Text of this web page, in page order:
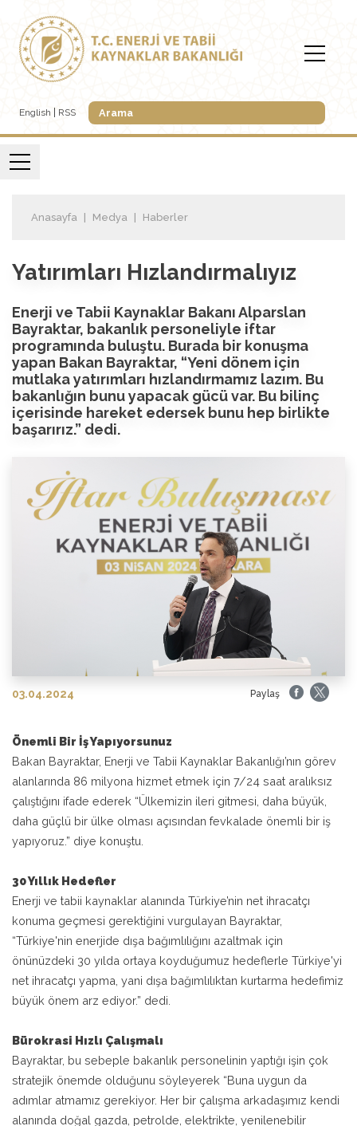
English RSS
Anasayfa Medya Haberler
Yatırımları Hızlandırmalıyız
Enerji ve Tabii Kaynaklar Bakanı Alparslan
Bayraktar, bakanlık personeliyle iftar
programında buluştu. Burada bir konuşma
yapan Bakan Bayraktar, “Yeni dönem için
mutlaka yatırımları hızlandırmamız lazım. Bu
bakanlığın bunu yapacak gücü var. Bu bilinç
içerisinde hareket edersek bunu hep birlikte
başarırız.” dedi.
03.04.2024 Paylaş
Önemli Bir İş Yapıyorsunuz
Bakan Bayraktar, Enerji ve Tabii Kaynaklar Bakanlığı’nın görev
alanlarında 86 milyona hizmet etmek için 7/24 saat aralıksız
çalıştığını ifade ederek “Ülkemizin ileri gitmesi, daha büyük,
daha güçlü bir ülke olması açısından fevkalade önemli bir iş
yapıyoruz.” diye konuştu.
30 Yıllık Hedefler
Enerji ve tabii kaynaklar alanında Türkiye’nin net ihracatçı
konuma geçmesi gerektiğini vurgulayan Bayraktar,
“Türkiye'nin enerjide dışa bağımlılığını azaltmak için
önünüzdeki 30 yılda ortaya koyduğumuz hedeflerle Türkiye'yi
net ihracatçı yapma, yani dışa bağımlılıktan kurtarma hedefimiz
büyük önem arz ediyor.” dedi.
Bürokrasi Hızlı Çalışmalı
Bayraktar, bu sebeple bakanlık personelinin yaptığı işin çok
stratejik önemde olduğunu söyleyerek “Buna uygun da
adımlar atmamız gerekiyor. Her bir çalışma arkadaşımız kendi
alanında doğal gazda, petrolde, elektrikte, yenilenebilir